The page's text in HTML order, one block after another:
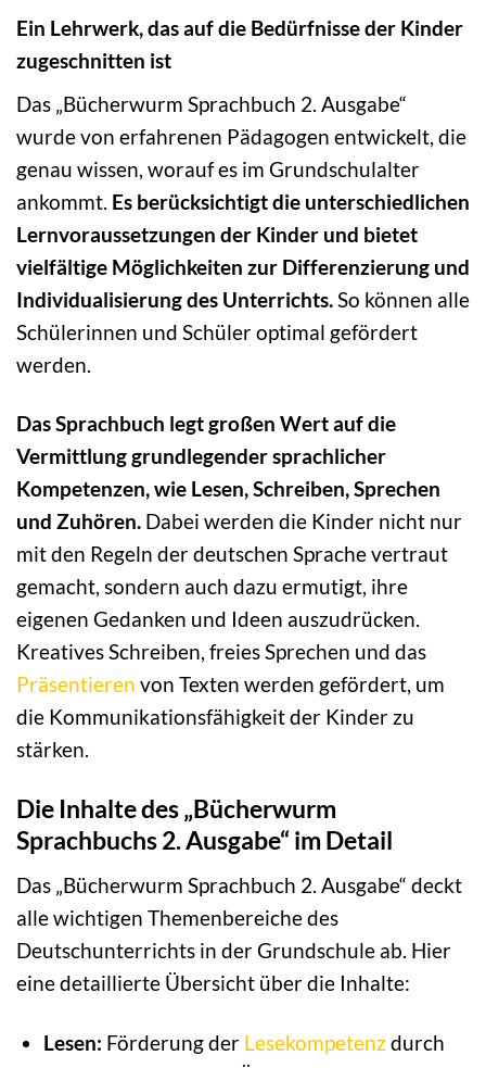
Ein Lehrwerk, das auf die Bedürfnisse der Kinder
zugeschnitten ist
Das „Bücherwurm Sprachbuch 2. Ausgabe“
wurde von erfahrenen Pädagogen entwickelt, die
genau wissen, worauf es im Grundschulalter
ankommt. Es berücksichtigt die unterschiedlichen
Lernvoraussetzungen der Kinder und bietet
vielfältige Möglichkeiten zur Differenzierung und
Individualisierung des Unterrichts. So können alle
Schülerinnen und Schüler optimal gefördert
werden.
Das Sprachbuch legt großen Wert auf die
Vermittlung grundlegender sprachlicher
Kompetenzen, wie Lesen, Schreiben, Sprechen
und Zuhören. Dabei werden die Kinder nicht nur
mit den Regeln der deutschen Sprache vertraut
gemacht, sondern auch dazu ermutigt, ihre
eigenen Gedanken und Ideen auszudrücken.
Kreatives Schreiben, freies Sprechen und das
Präsentieren von Texten werden gefördert, um
die Kommunikationsfähigkeit der Kinder zu
stärken.
Die Inhalte des „Bücherwurm
Sprachbuchs 2. Ausgabe“ im Detail
Das „Bücherwurm Sprachbuch 2. Ausgabe“ deckt
alle wichtigen Themenbereiche des
Deutschunterrichts in der Grundschule ab. Hier
eine detaillierte Übersicht über die Inhalte:
Lesen: Förderung der Lesekompetenzdurch